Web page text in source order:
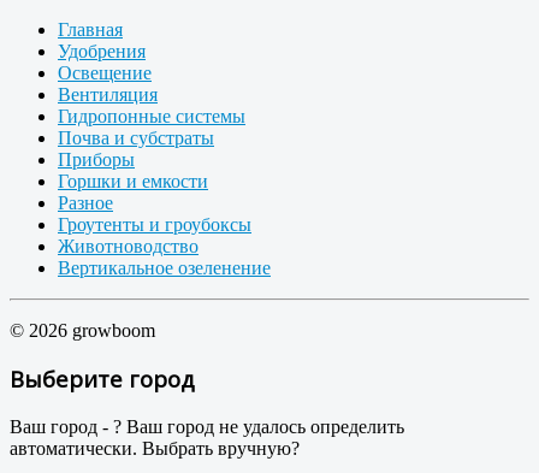
Главная
Удобрения
Освещение
Вентиляция
Гидропонные системы
Почва и субстраты
Приборы
Горшки и емкости
Разное
Гроутенты и гроубоксы
Животноводство
Вертикальное озеленение
© 2026 growboom
Выберите город
Ваш город - ? Ваш город не удалось определить
автоматически. Выбрать вручную?